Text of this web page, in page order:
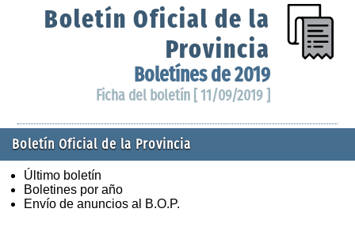
Boletín Oficial de la
Provincia
Boletínes de 2019
Ficha del boletín [ 11/09/2019 ]
Boletín Oficial de la Provincia
Último boletín
Boletines por año
Envío de anuncios al B.O.P.